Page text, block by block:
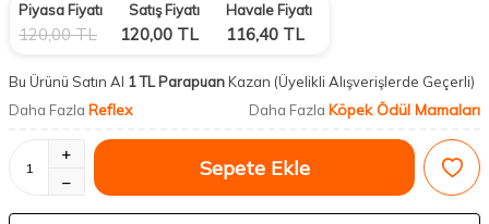
Piyasa Fiyatı
120,00TL
Satış Fiyatı
120,00 TL
Havale Fiyatı
116,40 TL
Bu Ürünü Satın Al 1 TL ParapuanKazan (Üyelikli Alışverişlerde Geçerli)
Daha Fazla Reflex Daha Fazla Köpek Ödül Mamaları
Sepete Ekle